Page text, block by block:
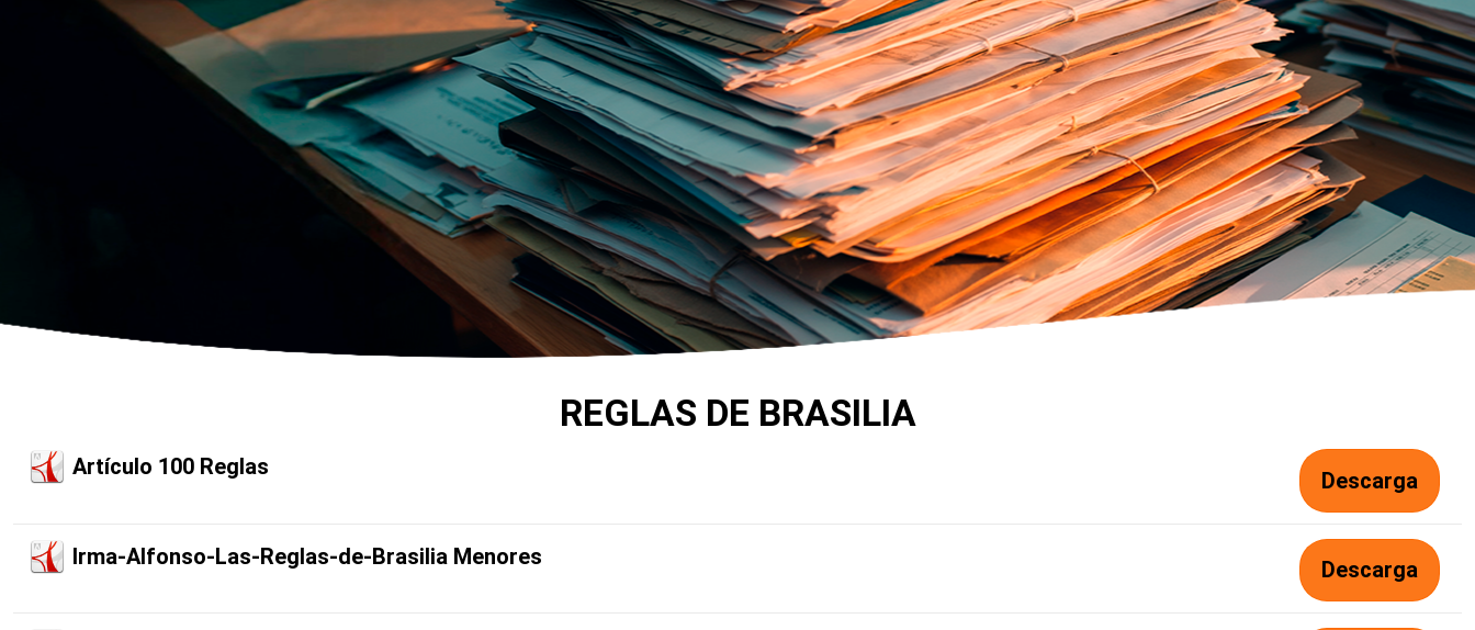
REGLAS DE BRASILIA
Artículo 100 Reglas
Descarga
Irma-Alfonso-Las-Reglas-de-Brasilia Menores
Descarga